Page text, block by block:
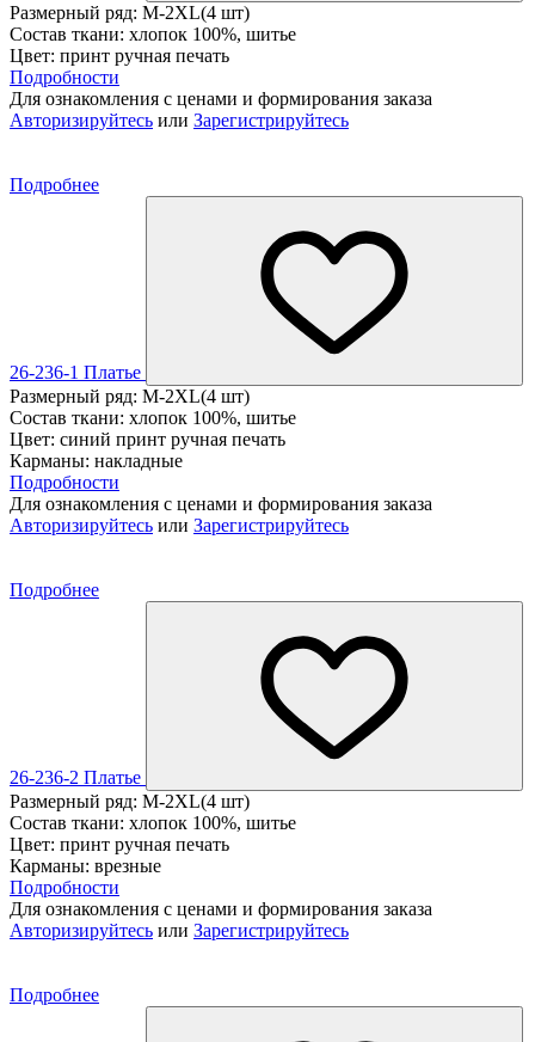
Размерный ряд: M-2XL(4 шт)
Состав ткани: хлопок 100%, шитье
Цвет: принт ручная печать
Подробности
Для ознакомления с ценами и формирования заказа
Авторизируйтесь или Зарегистрируйтесь
Подробнее
26-236-1 Платье
Размерный ряд: M-2XL(4 шт)
Состав ткани: хлопок 100%, шитье
Цвет: синий принт ручная печать
Карманы: накладные
Подробности
Для ознакомления с ценами и формирования заказа
Авторизируйтесь или Зарегистрируйтесь
Подробнее
26-236-2 Платье
Размерный ряд: M-2XL(4 шт)
Состав ткани: хлопок 100%, шитье
Цвет: принт ручная печать
Карманы: врезные
Подробности
Для ознакомления с ценами и формирования заказа
Авторизируйтесь или Зарегистрируйтесь
Подробнее